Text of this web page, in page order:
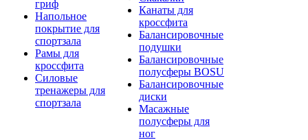
гриф
Напольное
покрытие для
спортзала
Рамы для
кроссфита
Силовые
тренажеры для
спортзала
Канаты для
кроссфита
Балансировочные
подушки
Балансировочные
полусферы BOSU
Балансировочные
диски
Масажные
полусферы для
ног